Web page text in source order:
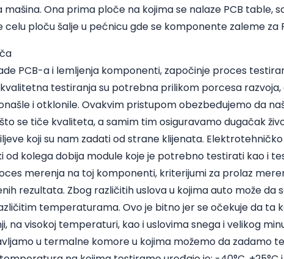
mašina. Ona prima ploče na kojima se nalaze PCB table,
celu ploču šalje u pećnicu gde se komponente zaleme za
PCB-a i lemljenja komponenti, započinje proces
testiranja su potrebna prilikom porcesa razvoja,
i otklonile. Ovakvim pristupom obezbeđujemo da
se tiče kvaliteta, a samim tim osiguravamo dugačak
koji su nam zadati od strane klijenata.
od kolega dobija module koje je potrebno testirati kao i
merenja na toj komponenti, kriterijumi za prolaz
rezultata. Zbog različitih uslova u kojima auto može da
temperaturama. Ovo je bitno jer se očekuje da ta
na visokoj temperaturi, kao i uslovima snega i velikog
u termalne komore u kojima možemo da zadamo